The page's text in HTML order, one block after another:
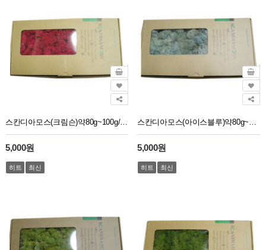
스칸디아모스(크림슨)약80g~100g/NO13272
5,000원
히트 최신
5,000원
히트 최신